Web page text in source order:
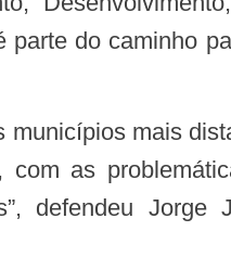
do caminho
as
defendeu